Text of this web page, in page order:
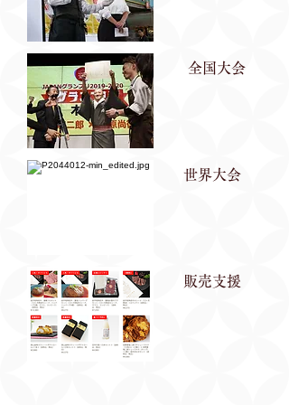
全国大会
世界大会
販売支援